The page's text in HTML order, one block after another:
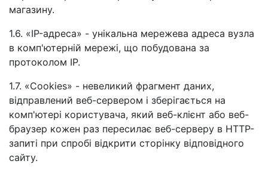
магазину.
1.6. «IP-адреса» - унікальна мережева адреса вузла
в комп'ютерній мережі, що побудована за
протоколом IP.
1.7. «Cookies» - невеликий фрагмент даних,
відправлений веб-сервером і зберігається на
комп'ютері користувача, який веб-клієнт або веб-
браузер кожен раз пересилає веб-серверу в HTTP-
запиті при спробі відкрити сторінку відповідного
сайту.